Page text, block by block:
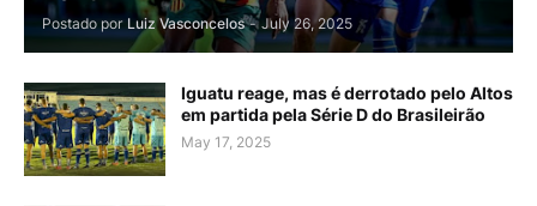
Postado por Luiz Vasconcelos - July 26, 2025
Iguatu reage, mas é derrotado pelo Altos
em partida pela Série D do Brasileirão
May 17, 2025